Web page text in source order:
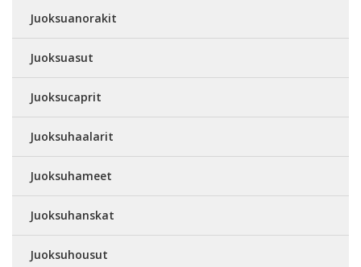
Juoksuanorakit
Juoksuasut
Juoksucaprit
Juoksuhaalarit
Juoksuhameet
Juoksuhanskat
Juoksuhousut